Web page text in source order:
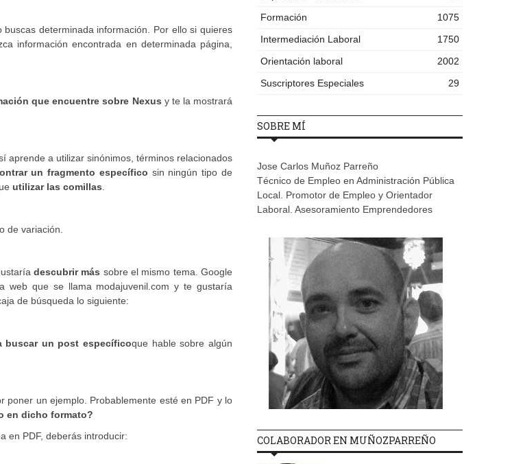
determinada información. Por ello si quieres
información encontrada en determinada página,
que encuentre sobre Nexus y te la mostrará
aprende a utilizar sinónimos, términos relacionados
un fragmento específico sin ningún tipo de
utilizar las comillas.
de variación.
descubrir más sobre el mismo tema. Google
web que se llama modajuvenil.com y te gustaría
de búsqueda lo siguiente:
buscar un post específicoque hable sobre algún
poner un ejemplo. Probablemente esté en PDF y lo
en dicho formato?
en PDF, deberás introducir:
Formación
1075
Intermediación Laboral
1750
Orientación laboral
2002
Suscriptores Especiales
29
SOBRE MÍ
Jose Carlos Muñoz Parreño
Técnico de Empleo en Administración Pública
Local. Promotor de Empleo y Orientador
Laboral. Asesoramiento Emprendedores
COLABORADOR EN MUÑOZPARREÑO